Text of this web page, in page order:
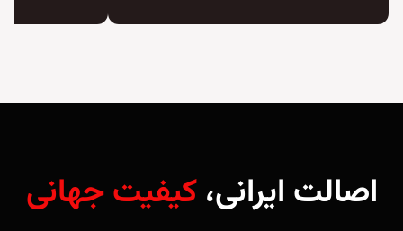
اصالت ایرانی،کیفیت جهانی